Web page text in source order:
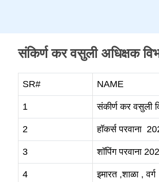
संकिर्ण कर वसुली अधिक्षक
SR# NAME
1 संकीर्ण कर वसुली
2 हॉकर्स परवाना
3 शॉपिंग परवाना
4 इमारत ,शाळा ,